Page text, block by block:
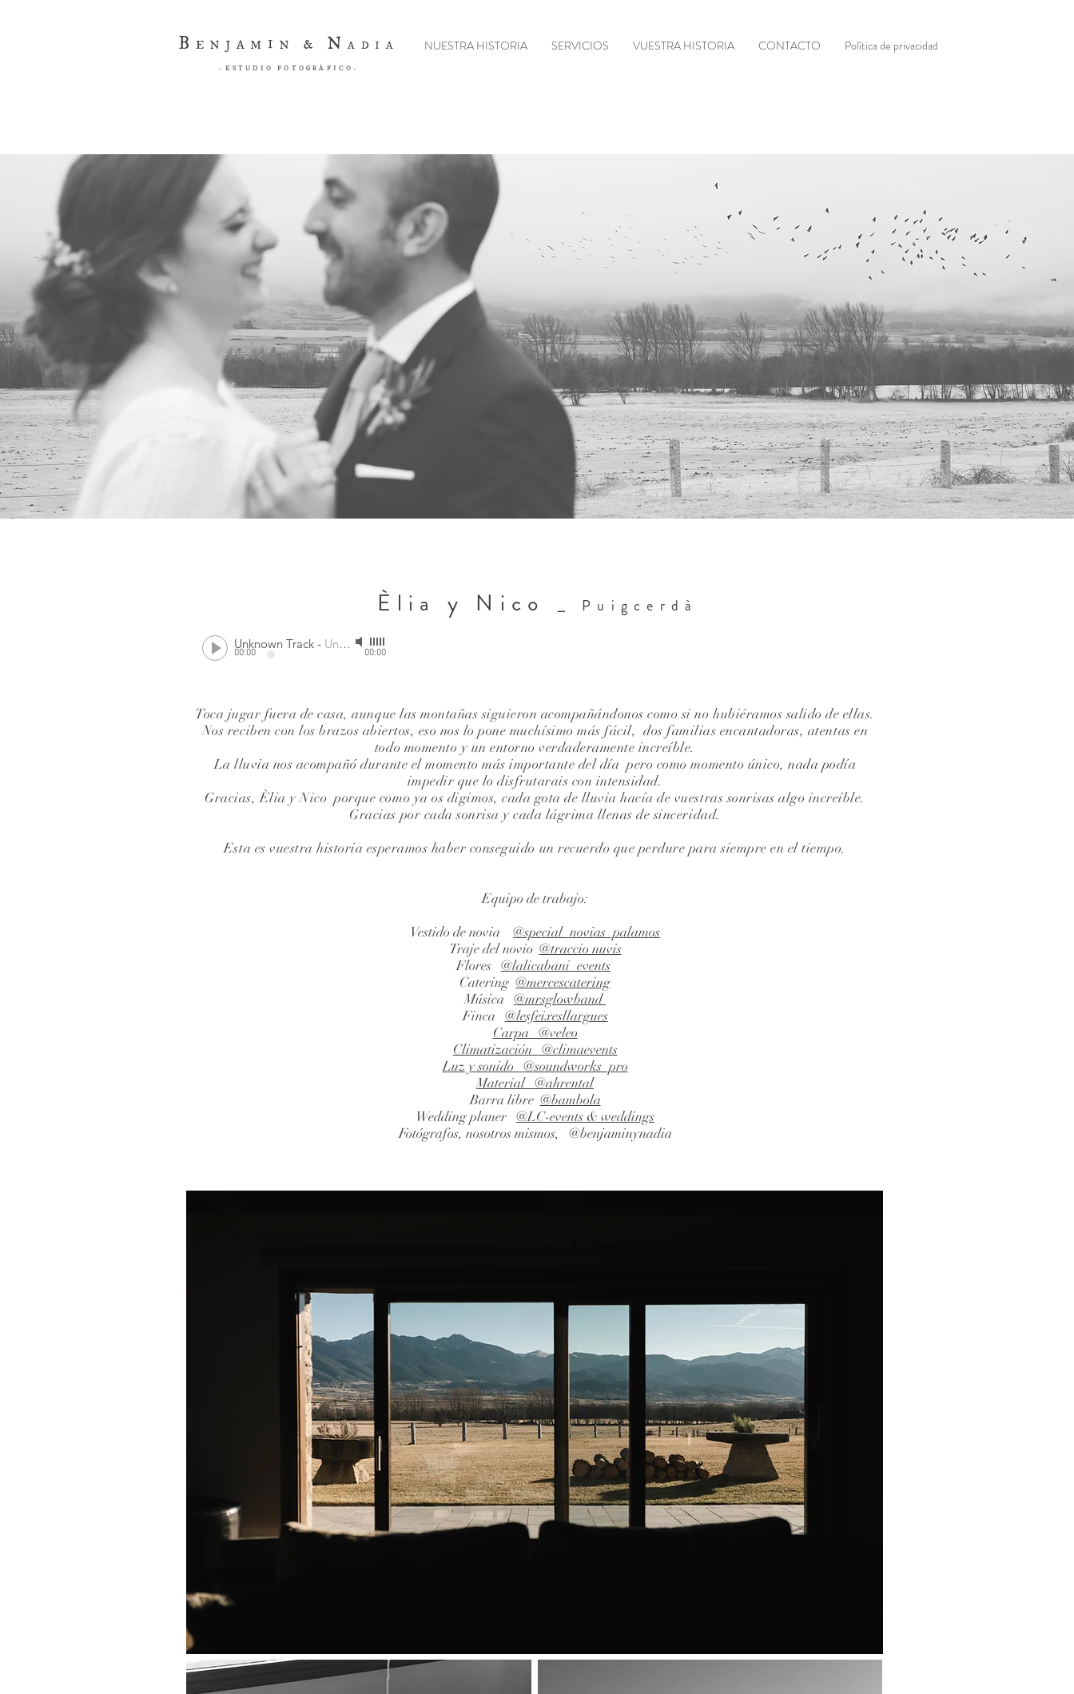
NUESTRA HISTORIA SERVICIOS VUESTRA HISTORIA CONTACTO Política de privacidad
B ENJAMIN & N ADIA
-ESTUDIO FOTOGRÁFICO-
Èlia y Nico _ Puigcerdà
Unknown Track - Unknown Artist
00:00 00:00
Toca jugar fuera de casa, aunque las montañas siguieron acompañándonos como si no hubiéramos salido de ellas.
Nos reciben con los brazos abiertos, eso nos lo pone muchísimo más fácil, dos familias encantadoras, atentas en
todo momento y un entorno verdaderamente increíble.
La lluvia nos acompañó durante el momento más importante del día pero como momento único, nada podía
impedir que lo disfrutarais con intensidad.
Gracias, Èlia y Nico porque como ya os digimos, cada gota de lluvia hacía de vuestras sonrisas algo increíble.
Gracias por cada sonrisa y cada lágrima llenas de sinceridad.
Esta es vuestra historia esperamos haber conseguido un recuerdo que perdure para siempre en el tiempo.
Equipo de trabajo:
Vestido de novia @special_novias_palamos
Traje del novio @traccio nuvis
Flores @lalicabani_events
Catering @mercescatering
Música @mrsglowband
Finca @lesfeixesllargues
Carpa @veleo
Climatización
@climaevents
Luz y sonido @soundworks_pro
Material @ahrental
Barra libre @bambola
Wedding planer @LC-events & weddings
Fotógrafos, nosotros mismos, @benjaminynadia